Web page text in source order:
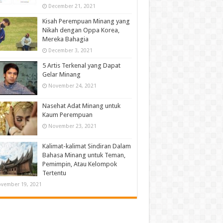
December 21, 2021
Kisah Perempuan Minang yang
Nikah dengan Oppa Korea,
Mereka Bahagia
December 3, 2021
5 Artis Terkenal yang Dapat
Gelar Minang
November 24, 2021
Nasehat Adat Minang untuk
Kaum Perempuan
November 23, 2021
Kalimat-kalimat Sindiran Dalam
Bahasa Minang untuk Teman,
Pemimpin, Atau Kelompok
Tertentu
19, 2021